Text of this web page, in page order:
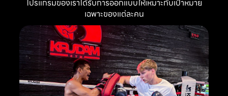
โปรแกรมของเราได้รับการออกแบบให้เหมาะกับเป้าหมาย
เฉพาะของแต่ละคน